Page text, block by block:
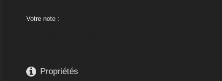
Votre note :
 Propriétés